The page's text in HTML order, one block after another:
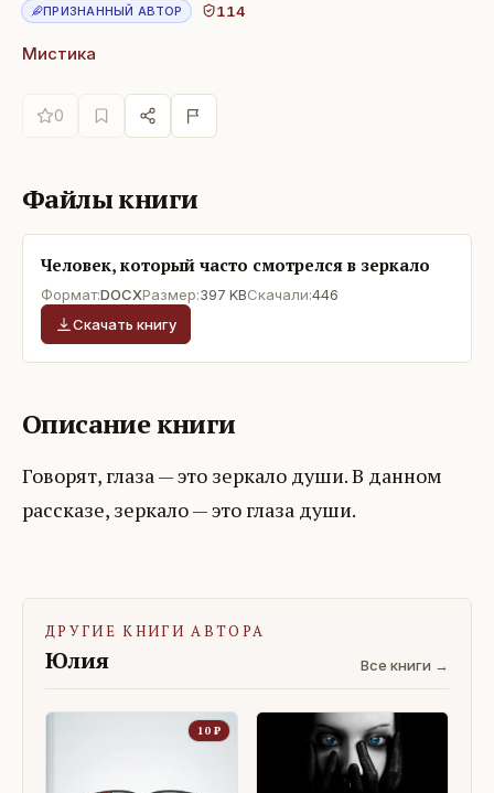
ПРИЗНАННЫЙ АВТОР 114
Мистика
0
Файлы книги
Человек, который часто смотрелся в зеркало
Формат:DOCXРазмер:397 KBСкачали:446
Скачать книгу
Описание книги
Говорят, глаза — это зеркало души. В данном
рассказе, зеркало — это глаза души.
ДРУГИЕ КНИГИ АВТОРА
Юлия Все книги →
10 ₽